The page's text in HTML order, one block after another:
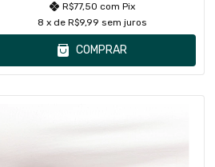
R$77,50 com Pix
8 x de R$9,99 sem juros
COMPRAR